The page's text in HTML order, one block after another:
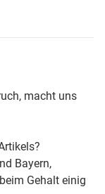
macht uns
Bayern,
Gehalt einig